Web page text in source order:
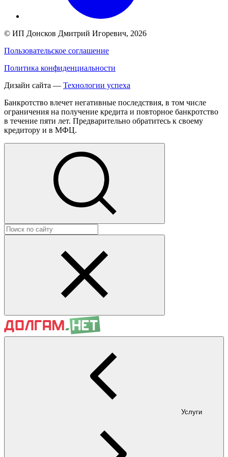
© ИП Донсков Дмитрий Игоревич, 2026
Пользовательское соглашение
Политика конфиденциальности
Дизайн сайта — Технологии успеха
Банкротство влечет негативные последствия, в том числе
ограничения на получение кредита и повторное банкротство
в течение пяти лет. Предварительно обратитесь к своему
кредитору и в МФЦ.
Услуги